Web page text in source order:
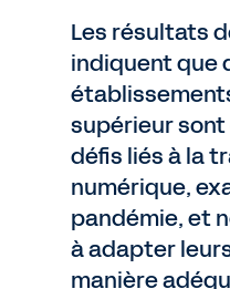
Les résultats
indiquent que
supérieur
défis liés à la
numérique,
pandémie, et
à adapter
manière